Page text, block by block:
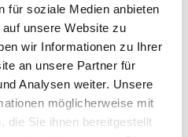
für soziale Medien anbieten
unsere Website zu
wir Informationen zu Ihrer
an unsere Partner für
Analysen weiter. Unsere
möglicherweise mit
die Sie ihnen bereitgestellt
konnten
nicht
umso netter im
ruhten uns aus, zum
Bolognese Soße und der
Frage Runde zu